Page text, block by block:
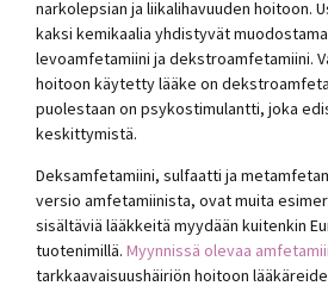
narkolepsian ja liikalihavuuden hoitoon.
kaksi kemikaalia yhdistyvät
levoamfetamiini ja dekstroamfetamiini.
hoitoon käytetty lääke on
puolestaan ​​on psykostimulantti, joka
keskittymistä.
Deksamfetamiini, sulfaatti ja
versio amfetamiinista, ovat muita
sisältäviä lääkkeitä myydään kuitenkin
tuotenimillä. Myynnissä olevaa
tarkkaavaisuushäiriön hoitoon